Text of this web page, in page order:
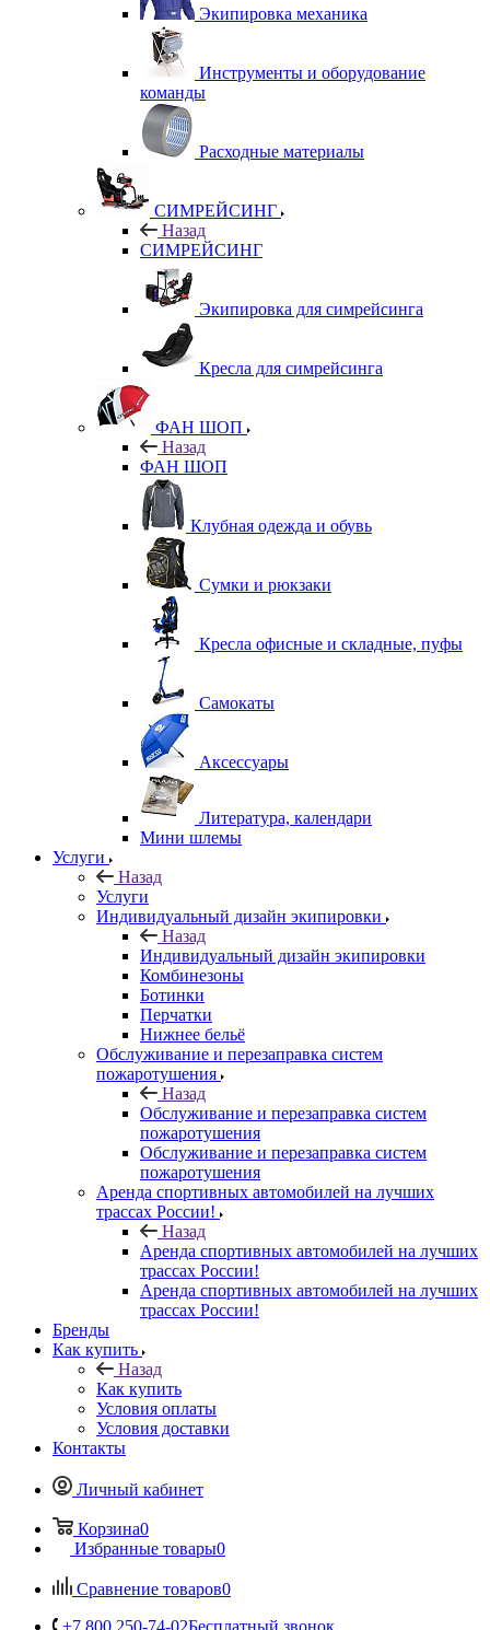
Экипировка механика
Инструменты и оборудование
команды
Расходные материалы
СИМРЕЙСИНГ
Назад
СИМРЕЙСИНГ
Экипировка для симрейсинга
Кресла для симрейсинга
ФАН ШОП
Назад
ФАН ШОП
Клубная одежда и обувь
Сумки и рюкзаки
Кресла офисные и складные, пуфы
Самокаты
Аксессуары
Литература, календари
Мини шлемы
Услуги
Назад
Услуги
Индивидуальный дизайн экипировки
Назад
Индивидуальный дизайн экипировки
Комбинезоны
Ботинки
Перчатки
Нижнее бельё
Обслуживание и перезаправка систем
пожаротушения
Назад
Обслуживание и перезаправка систем
пожаротушения
Обслуживание и перезаправка систем
пожаротушения
Аренда спортивных автомобилей на лучших
трассах России!
Назад
Аренда спортивных автомобилей на лучших
трассах России!
Аренда спортивных автомобилей на лучших
трассах России!
Бренды
Как купить
Назад
Как купить
Условия оплаты
Условия доставки
Контакты
Личный кабинет
Корзина0
Избранные товары0
Сравнение товаров0
+7 800 250-74-02Бесплатный звонок